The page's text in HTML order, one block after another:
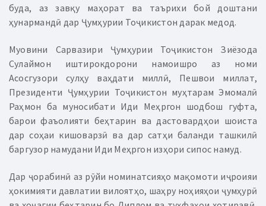
буда, аз завқу маҳорат ва таърихи бой доштани
ҳунармандӣ дар Ҷумҳурии Тоҷикистон дарак медод.
Муовини Сарвазири Ҷумҳурии Тоҷикистон Зиёзода
Сулаймон иштирокдорони намоишро аз номи
Асосгузори сулҳу ваҳдати миллӣ, Пешвои миллат,
Президенти Ҷумҳурии Тоҷикистон муҳтарам Эмомалӣ
Раҳмон ба муносибати Иди Меҳргон шодбош гуфта,
барои фаъолияти беҳтарин ва дастовардҳои шоиста
дар соҳаи кишоварзӣ ва дар сатҳи баланди ташкилӣ
баргузор намудани Иди Меҳргон изҳори сипос намуд.
Дар ҷорабинӣ аз рӯйи номинатсияҳо мақомоти иҷроияи
ҳокимияти давлатии вилоятҳо, шаҳру ноҳияҳои ҷумҳурӣ